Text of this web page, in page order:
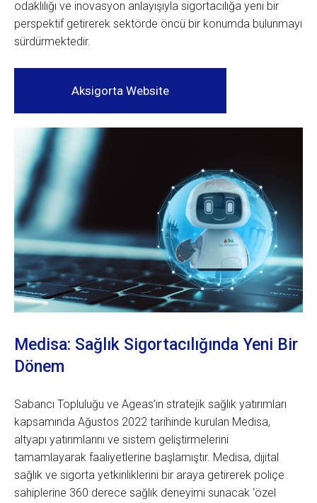
odaklılığı ve inovasyon anlayışıyla sigortacılığa yeni bir
perspektif getirerek sektörde öncü bir konumda bulunmayı
sürdürmektedir.
Aksigorta Website
Medisa: Sağlık Sigortacılığında Yeni Bir
Dönem
Sabancı Topluluğu ve Ageas’ın stratejik sağlık yatırımları
kapsamında Ağustos 2022 tarihinde kurulan Medisa,
altyapı yatırımlarını ve sistem geliştirmelerini
tamamlayarak faaliyetlerine başlamıştır. Medisa, dijital
sağlık ve sigorta yetkinliklerini bir araya getirerek poliçe
sahiplerine 360 derece sağlık deneyimi sunacak ‘özel